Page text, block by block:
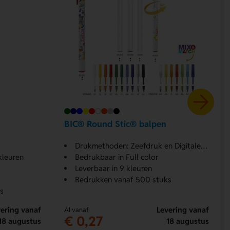
vanaf
augustus
BIC® Round Stic® balpen
Drukmethoden: Zeefdruk en Digitale transfer
Bedrukbaar in Full color
Leverbaar in 9 kleuren
Bedrukken vanaf 500 stuks
Al vanaf
€ 0,27
Levering vanaf
18 augustus